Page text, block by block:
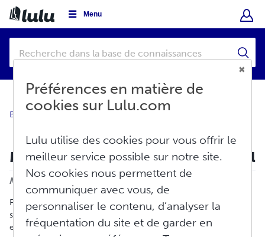
Menu
Base de connaissances
Mes commandes : le guide essentiel
Modifié le : Lun, Juin 22, 2026 à 3:04 H
Passer une commande sur Lulu est simple et rapide, que vous
soyez un créateur ou un lecteur, un invité ou un utilisateur
enregistré !
Préférences en matière de
cookies sur Lulu.com
Lulu utilise des cookies pour vous offrir le
meilleur service possible sur notre site.
Nos cookies nous permettent de
communiquer avec vous, de
personnaliser le contenu, d’analyser la
fréquentation du site et de garder en